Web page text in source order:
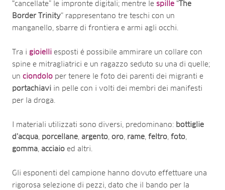
“cancellate” le impronte digitali; mentre le spille “ The
Border Trinity” rappresentano tre teschi con un
manganello, sbarre di frontiera e armi agli occhi.
Tra i gioielli esposti é possibile ammirare un collare con
spine e mitragliatrici e un ragazzo seduto su una di quelle;
un ciondolo per tenere le foto dei parenti dei migranti e
portachiavi in ​​pelle con i volti dei membri dei manifesti
per la droga.
I materiali utilizzati sono diversi, predominano: bottiglie
d’acqua, porcellane, argento, oro, rame, feltro, foto,
gomma, acciaio ed altri.
Gli esponenti del campione hanno dovuto effettuare una
rigorosa selezione di pezzi, dato che il bando per la